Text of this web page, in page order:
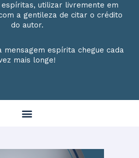
utilizar livremente em
a gentileza de citar o crédito
do autor.
mensagem espírita chegue cada
mais longe!
Menu